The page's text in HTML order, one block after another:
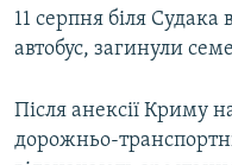
11 серпня біля
автобус, загинули
Після анексії Криму
дорожньо-